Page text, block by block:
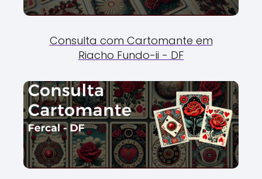
Consulta com Cartomante em
Riacho Fundo-ii - DF